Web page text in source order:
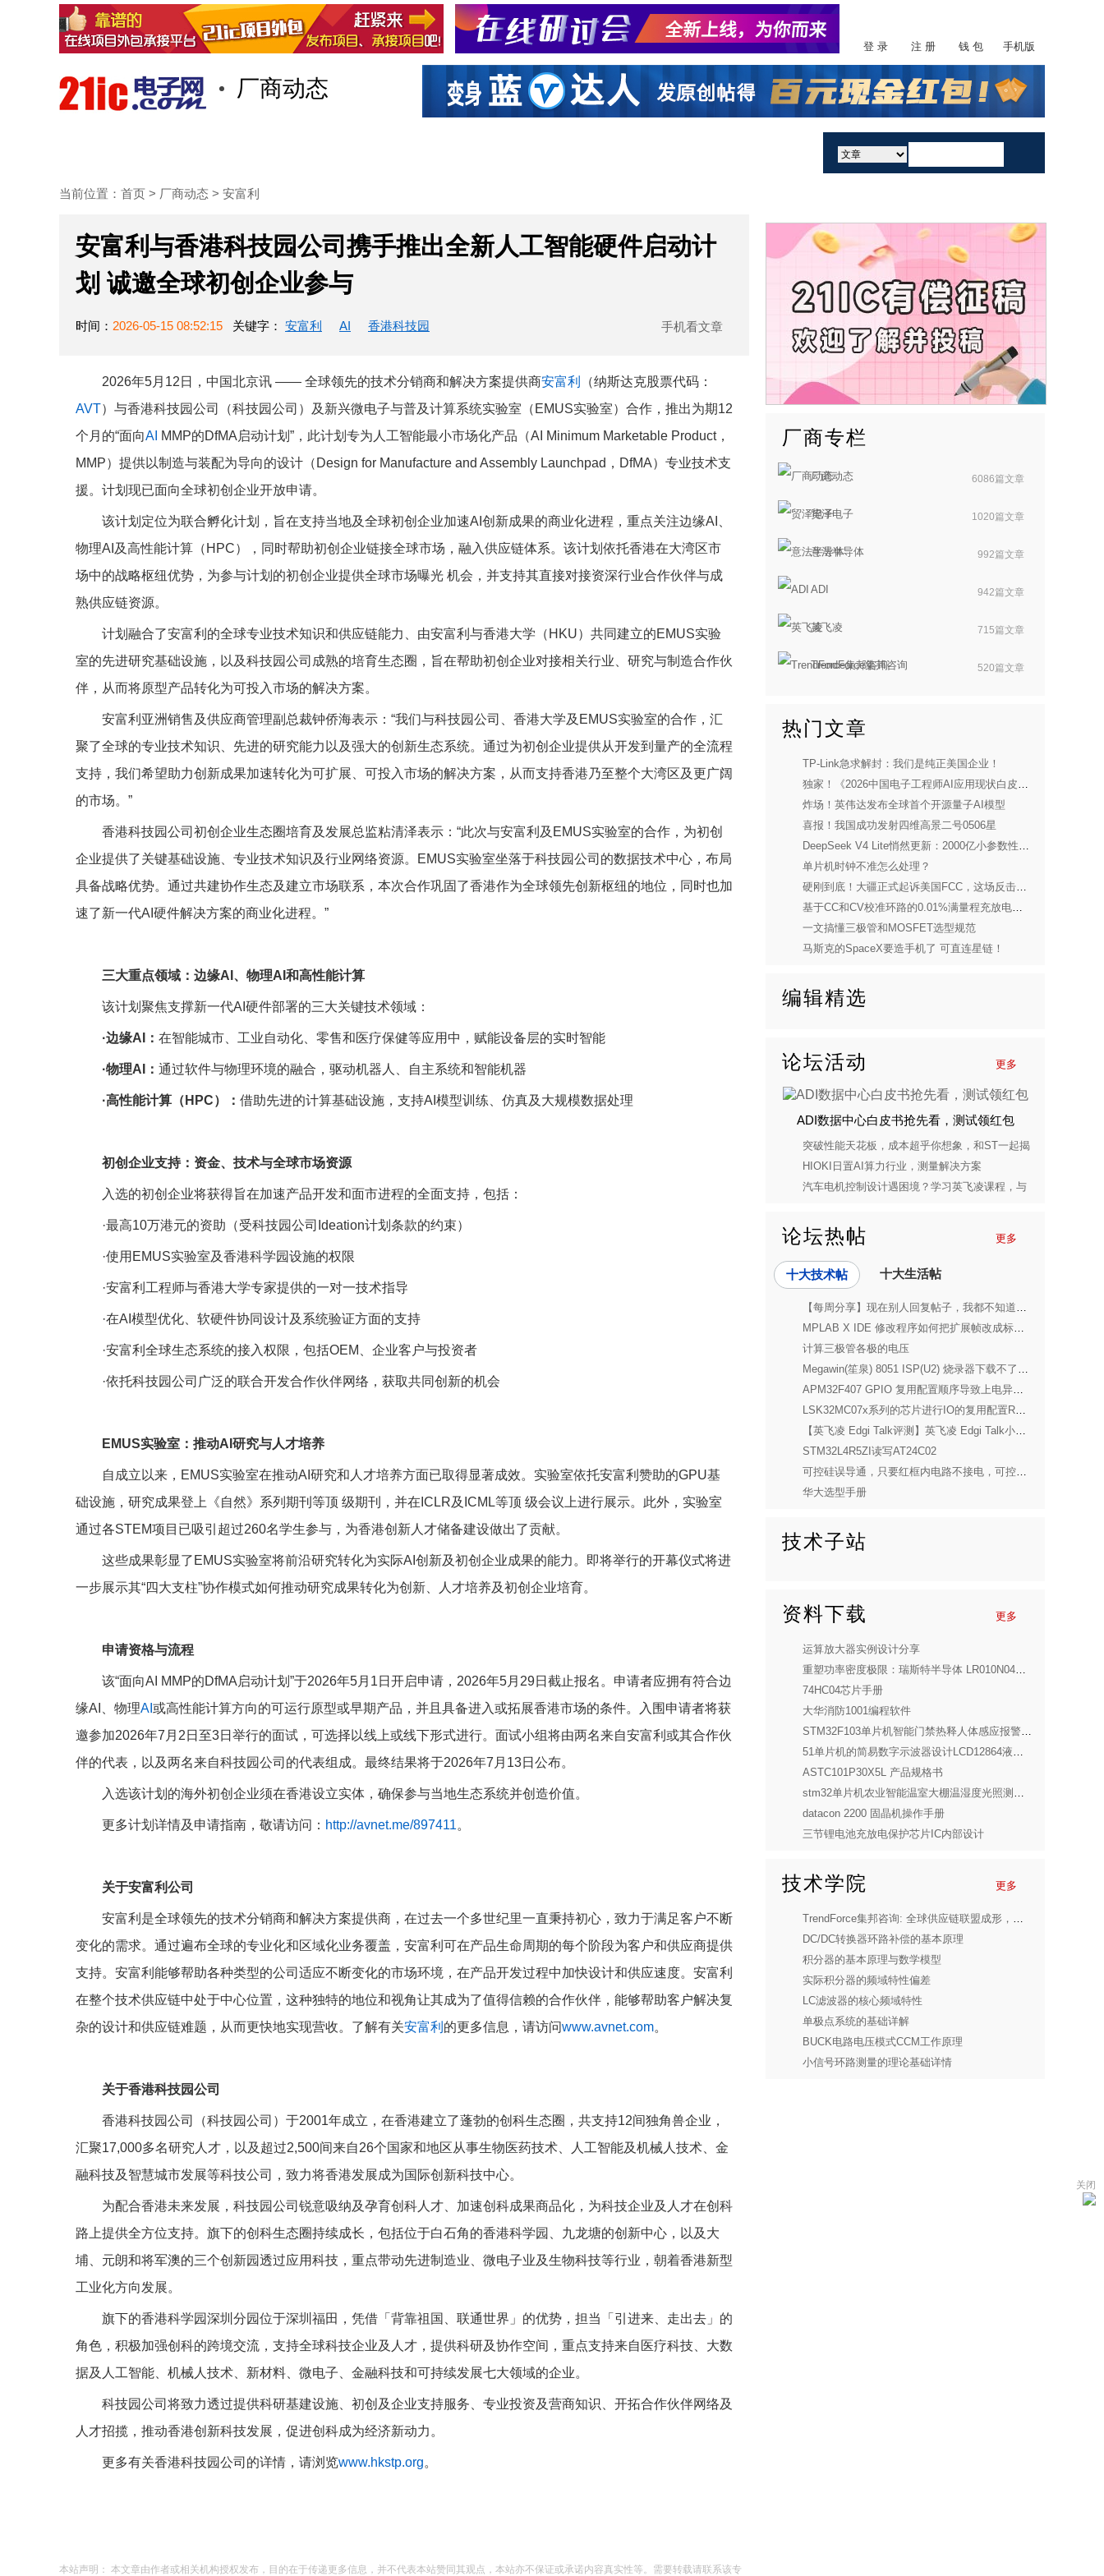
登 录 注 册 钱 包 手机版
厂商动态
当前位置： 首页 > 厂商动态 > 安富利
安富利与香港科技园公司携手推出全新人工智能硬件启动计
划 诚邀全球初创企业参与
时间： 2026-05-15 08:52:15 关键字： 安富利 AI 香港科技园 手机看文章
2026年5月12日，中国北京讯 —— 全球领先的技术分销商和解决方案提供商安富利
（纳斯达克股票代码：
AVT）与香港科技园公司（科技园公司）及新兴微电子与普及计算系统实验室（EMUS实验室）合作，推出为期12
个月的“面向AI MMP的DfMA启动计划”，此计划专为人工智能最小市场化产品（AI Minimum Marketable Product，
MMP）提供以制造与装配为导向的设计（Design for Manufacture and Assembly Launchpad，DfMA）专业技术支
援。计划现已面向全球初创企业开放申请。
该计划定位为联合孵化计划，旨在支持当地及全球初创企业加速AI创新成果的商业化进程，重点关注边缘AI、
物理AI及高性能计算（HPC），同时帮助初创企业链接全球市场，融入供应链体系。该计划依托香港在大湾区市
场中的战略枢纽优势，为参与计划的初创企业提供全球市场曝光 机会，并支持其直接对接资深行业合作伙伴与成
熟供应链资源。
计划融合了安富利的全球专业技术知识和供应链能力、由安富利与香港大学（HKU）共同建立的EMUS实验
室的先进研究基础设施，以及科技园公司成熟的培育生态圈，旨在帮助初创企业对接相关行业、研究与制造合作伙
伴，从而将原型产品转化为可投入市场的解决方案。
安富利亚洲销售及供应商管理副总裁钟侨海表示：“我们与科技园公司、香港大学及EMUS实验室的合作，汇
聚了全球的专业技术知识、先进的研究能力以及强大的创新生态系统。通过为初创企业提供从开发到量产的全流程
支持，我们希望助力创新成果加速转化为可扩展、可投入市场的解决方案，从而支持香港乃至整个大湾区及更广阔
的市场。”
香港科技园公司初创企业生态圈培育及发展总监粘清泽表示：“此次与安富利及EMUS实验室的合作，为初创
企业提供了关键基础设施、专业技术知识及行业网络资源。EMUS实验室坐落于科技园公司的数据技术中心，布局
具备战略优势。通过共建协作生态及建立市场联系，本次合作巩固了香港作为全球领先创新枢纽的地位，同时也加
速了新一代AI硬件解决方案的商业化进程。”
三大重点领域：边缘AI、物理AI和高性能计算
该计划聚焦支撑新一代AI硬件部署的三大关键技术领域：
·边缘AI ： 在智能城市、工业自动化、零售和医疗保健等应用中，赋能设备层的实时智能
·物理AI ： 通过软件与物理环境的融合，驱动机器人、自主系统和智能机器
·高性能计算（ HPC）： 借助先进的计算基础设施，支持AI模型训练、仿真及大规模数据处理
初创企业支持：资金、技术与全球市场资源
入选的初创企业将获得旨在加速产品开发和面市进程的全面支持，包括：
·最高10万港元的资助（受科技园公司Ideation计划条款的约束）
·使用EMUS实验室及香港科学园设施的权限
·安富利工程师与香港大学专家提供的一对一技术指导
·在AI模型优化、软硬件协同设计及系统验证方面的支持
·安富利全球生态系统的接入权限，包括OEM、企业客户与投资者
·依托科技园公司广泛的联合开发合作伙伴网络，获取共同创新的机会
EMUS实验室：推动AI研究与人才培养
自成立以来，EMUS实验室在推动AI研究和人才培养方面已取得显著成效。实验室依托安富利赞助的GPU基
础设施，研究成果登上《自然》系列期刊等顶 级期刊，并在ICLR及ICML等顶 级会议上进行展示。此外，实验室
通过各STEM项目已吸引超过260名学生参与，为香港创新人才储备建设做出了贡献。
这些成果彰显了EMUS实验室将前沿研究转化为实际AI创新及初创企业成果的能力。即将举行的开幕仪式将进
一步展示其“四大支柱”协作模式如何推动研究成果转化为创新、人才培养及初创企业培育。
申请资格与流程
该“面向AI MMP的DfMA启动计划”于2026年5月1日开启申请，2026年5月29日截止报名。申请者应拥有符合边
缘AI、物理AI 或高性能计算方向的可运行原型或早期产品，并且具备进入或拓展香港市场的条件。入围申请者将获
邀参加2026年7月2日至3日举行的面试，可选择以线上或线下形式进行。面试小组将由两名来自安富利或其合作伙
伴的代表，以及两名来自科技园公司的代表组成。最终结果将于2026年7月13日公布。
入选该计划的海外初创企业须在香港设立实体，确保参与当地生态系统并创造价值。
更多计划详情及申请指南，敬请访问： http://avnet.me/897411。
关于安富利公司
安富利是全球领先的技术分销商和解决方案提供商，在过去一个多世纪里一直秉持初心，致力于满足客户不断
变化的需求。通过遍布全球的专业化和区域化业务覆盖，安富利可在产品生命周期的每个阶段为客户和供应商提供
支持。安富利能够帮助各种类型的公司适应不断变化的市场环境，在产品开发过程中加快设计和供应速度。安富利
在整个技术供应链中处于中心位置，这种独特的地位和视角让其成为了值得信赖的合作伙伴，能够帮助客户解决复
杂的设计和供应链难题，从而更快地实现营收。了解有关安富利 的更多信息，请访问www.avnet.com。
关于香港科技园公司
香港科技园公司（科技园公司）于2001年成立，在香港建立了蓬勃的创科生态圈，共支持12间独角兽企业，
汇聚17,000多名研究人才，以及超过2,500间来自26个国家和地区从事生物医药技术、人工智能及机械人技术、金
融科技及智慧城市发展等科技公司，致力将香港发展成为国际创新科技中心。
为配合香港未来发展，科技园公司锐意吸纳及孕育创科人才、加速创科成果商品化，为科技企业及人才在创科
路上提供全方位支持。旗下的创科生态圈持续成长，包括位于白石角的香港科学园、九龙塘的创新中心，以及大
埔、元朗和将军澳的三个创新园透过应用科技，重点带动先进制造业、微电子业及生物科技等行业，朝着香港新型
工业化方向发展。
旗下的香港科学园深圳分园位于深圳福田，凭借「背靠祖国、联通世界」的优势，担当「引进来、走出去」的
角色，积极加强创科的跨境交流，支持全球科技企业及人才，提供科研及协作空间，重点支持来自医疗科技、大数
据及人工智能、机械人技术、新材料、微电子、金融科技和可持续发展七大领域的企业。
科技园公司将致力透过提供科研基建设施、初创及企业支持服务、专业投资及营商知识、开拓合作伙伴网络及
人才招揽，推动香港创新科技发展，促进创科成为经济新动力。
更多有关香港科技园公司的详情，请浏览www.hkstp.org。
本站声明： 本文章由作者或相关机构授权发布，目的在于传递更多信息，并不代表本站赞同其观点，本站亦不保证或承诺内容真实性等。需要转载请联系该专
厂商专栏
厂商动态 6086篇文章
贸泽电子 1020篇文章
意法半导体 992篇文章
ADI 942篇文章
英飞凌 715篇文章
TrendForce集邦咨询 520篇文章
热门文章
TP-Link急求解封：我们是纯正美国企业！
独家！《2026中国电子工程师AI应用现状白皮书》重磅发布
炸场！英伟达发布全球首个开源量子AI模型
喜报！我国成功发射四维高景二号0506星
DeepSeek V4 Lite悄然更新：2000亿小参数性能逼近美国顶流
单片机时钟不准怎么处理？
硬刚到底！大疆正式起诉美国FCC，这场反击太解气
基于CC和CV校准环路的0.01%满量程充放电电流控制精度实现
一文搞懂三极管和MOSFET选型规范
马斯克的SpaceX要造手机了 可直连星链！
编辑精选
更多
论坛活动
ADI数据中心白皮书抢先看，测试领红包
突破性能天花板，成本超乎你想象，和ST一起揭
开STM32C5的神秘面纱
HIOKI日置AI算力行业，测量解决方案
汽车电机控制设计遇困境？学习英飞凌课程，与
更多
论坛热帖
十大技术帖 十大生活帖
【每周分享】现在别人回复帖子，我都不知道要不要回了？
MPLAB X IDE 修改程序如何把扩展帧改成标准帧
计算三极管各极的电压
Megawin(笙泉) 8051 ISP(U2) 烧录器下载不了程序
APM32F407 GPIO 复用配置顺序导致上电异常脉冲问题分析与解决
LSK32MC07x系列的芯片进行IO的复用配置RSTN 信号为普通GPIO模式
【英飞凌 Edgi Talk评测】英飞凌 Edgi Talk小智AI语音比对发送数据案例
STM32L4R5ZI读写AT24C02
可控硅误导通，只要红框内电路不接电，可控硅T1就会导通，R5本身不就是下拉
华大选型手册
技术子站
更多
资料下载
运算放大器实例设计分享
重塑功率密度极限：瑞斯特半导体 LR010N04SD10 深度解析
74HC04芯片手册
大华消防1001编程软件
STM32F103单片机智能门禁热释人体感应报警设计(全套)
51单片机的简易数字示波器设计LCD12864液晶示波器电子套件（全套）
ASTC101P30X5L 产品规格书
stm32单片机农业智能温室大棚温湿度光照测量报警系统Proteus仿真（源码+仿真+报告）
datacon 2200 固晶机操作手册
三节锂电池充放电保护芯片IC内部设计
更多
技术学院
TrendForce集邦咨询: 全球供应链联盟成形，预估2030年Micro LED CPO光收发模块产值达8.48亿美元
DC/DC转换器环路补偿的基本原理
积分器的基本原理与数学模型
实际积分器的频域特性偏差
LC滤波器的核心频域特性
单极点系统的基础详解
BUCK电路电压模式CCM工作原理
小信号环路测量的理论基础详情
关闭